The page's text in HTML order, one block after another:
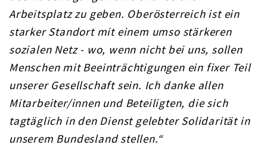
Arbeitsplatz zu geben. Oberösterreich ist ein
starker Standort mit einem umso stärkeren
sozialen Netz - wo, wenn nicht bei uns, sollen
Menschen mit Beeinträchtigungen ein fixer Teil
unserer Gesellschaft sein. Ich danke allen
Mitarbeiter/innen und Beteiligten, die sich
tagtäglich in den Dienst gelebter Solidarität in
unserem Bundesland stellen.“